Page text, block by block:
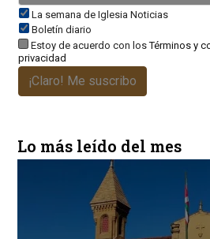
La semana de Iglesia Noticias
Boletín diario
Estoy de acuerdo con losTérminos y
privacidad
¡Claro! Me suscribo
Lo más leído del mes